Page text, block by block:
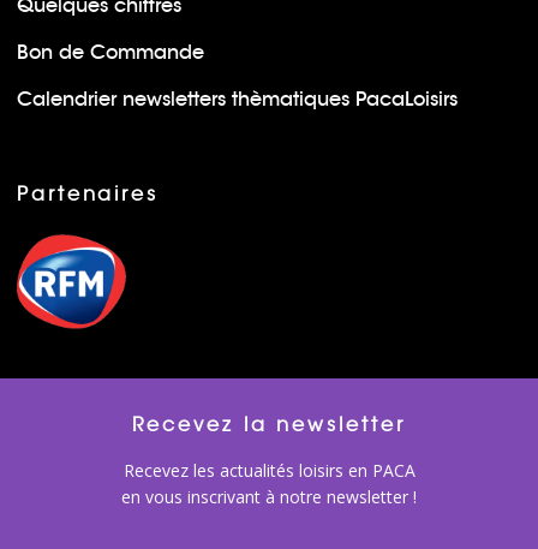
Quelques chiffres
Bon de Commande
Calendrier newsletters thèmatiques PacaLoisirs
Partenaires
Recevez la newsletter
Recevez les actualités loisirs en PACA
en vous inscrivant à notre newsletter !